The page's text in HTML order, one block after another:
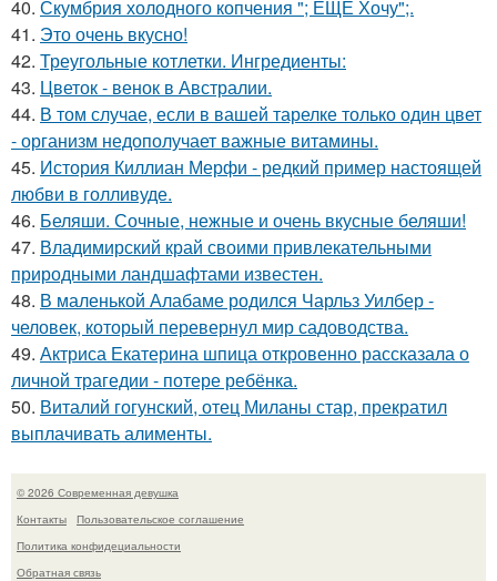
40. Скумбрия холодного копчения "; ЕЩЕ Хочу";.
41. Это очень вкусно!
42. Треугольные котлетки. Ингредиенты:
43. Цветок - венок в Австралии.
44. В том случае, если в вашей тарелке только один цвет
- организм недополучает важные витамины.
45. История Киллиан Мерфи - редкий пример настоящей
любви в голливуде.
46. Беляши. Сочные, нежные и очень вкусные беляши!
47. Владимирский край своими привлекательными
природными ландшафтами известен.
48. В маленькой Алабаме родился Чарльз Уилбер -
человек, который перевернул мир садоводства.
49. Актриса Екатерина шпица откровенно рассказала о
личной трагедии - потере ребёнка.
50. Виталий гогунский, отец Миланы стар, прекратил
выплачивать алименты.
© 2026 Современная девушка
Контакты
Пользовательское соглашение
Политика конфидециальности
Обратная связь